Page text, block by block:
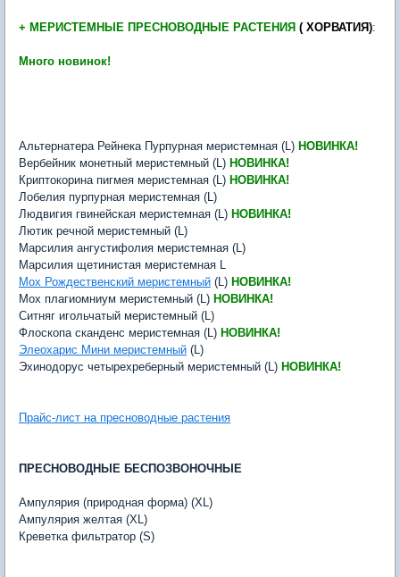
+ МЕРИСТЕМНЫЕ ПРЕСНОВОДНЫЕ РАСТЕНИЯ ( ХОРВАТИЯ):
Много новинок!
Альтернатера Рейнека Пурпурная меристемная (L) НОВИНКА!
Вербейник монетный меристемный (L) НОВИНКА!
Криптокорина пигмея меристемная (L) НОВИНКА!
Лобелия пурпурная меристемная (L)
Людвигия гвинейская меристемная (L) НОВИНКА!
Лютик речной меристемный (L)
Марсилия ангустифолия меристемная (L)
Марсилия щетинистая меристемная L
Мох Рождественский меристемный (L) НОВИНКА!
Мох плагиомниум меристемный (L) НОВИНКА!
Ситняг игольчатый меристемный (L)
Флоскопа сканденс меристемная (L) НОВИНКА!
Элеохарис Мини меристемный (L)
Эхинодорус четырехреберный меристемный (L) НОВИНКА!
Прайс-лист на пресноводные растения
ПРЕСНОВОДНЫЕ БЕСПОЗВОНОЧНЫЕ
Ампулярия (природная форма) (XL)
Ампулярия желтая (XL)
Креветка фильтратор (S)